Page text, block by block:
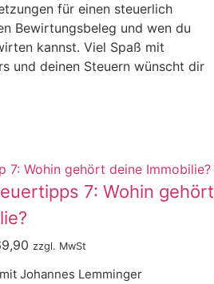
für einen steuerlich
Bewirtungsbeleg und wen du
kannst. Viel Spaß mit
und deinen Steuern wünscht dir
7: Wohin gehört
zzgl. MwSt
Johannes Lemminger